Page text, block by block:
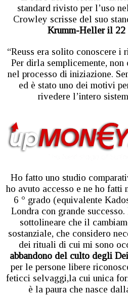
standard rivisto per l’uso
Crowley scrisse del suo
Krumm-Heller il 22
“Reuss era solito conoscere i
Per dirla semplicemente, non
nel processo di iniziazione.
ed è stato uno dei motivi
rivedere l’intero
Ho fatto uno studio
ho avuto accesso e ne ho
6 ° grado (equivalente
Londra con grande
sottolineare che il
sostanziale, che considero
dei rituali di cui mi sono
abbandono del culto degli
per le persone libere
feticci selvaggi,la cui unica
è la paura che nasce